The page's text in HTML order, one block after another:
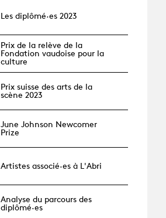
Les diplômé·es 2023
Prix de la relève de la
Fondation vaudoise pour la
culture
Prix suisse des arts de la
scène 2023
June Johnson Newcomer
Prize
Artistes associé·es à L'Abri
Analyse du parcours des
diplômé·es